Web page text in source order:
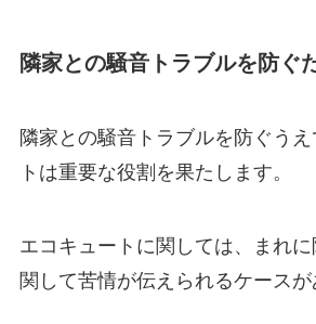
隣家との騒音トラブルを防ぐ
隣家との騒音トラブルを防ぐう
トは重要な役割を果たします。
エコキュートに関しては、まれ
関して苦情が伝えられるケースが